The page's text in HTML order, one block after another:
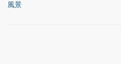
風景